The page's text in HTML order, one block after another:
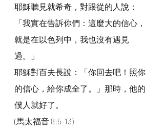
耶穌聽見就希奇，對跟從的人說：
「我實在告訴你們：這麼大的信心，
就是在以色列中，我也沒有遇見
過。」
耶穌對百夫長說：「你回去吧！照你
的信心，給你成全了。」那時，他的
僕人就好了。
(馬太福音 8:5-13)